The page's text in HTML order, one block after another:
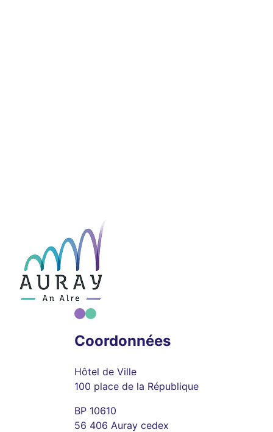
Coordonnées
Hôtel de Ville
100 place de la République
BP 10610
56 406 Auray cedex